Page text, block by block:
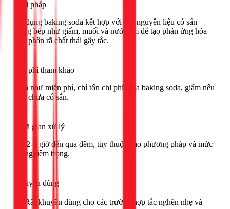
Giải pháp
Sử dụng baking soda kết hợp với các nguyên liệu có sẵn
trong bếp như giấm, muối và nước ấm để tạo phản ứng hóa
học phân rã chất thải gây tắc.
Chi phí tham khảo
Gần như miễn phí, chỉ tốn chi phí mua baking soda, giấm nếu
nhà chưa có sẵn.
Thời gian xử lý
Từ 2-3 giờ đến qua đêm, tùy thuộc vào phương pháp và mức
độ nghiêm trọng.
Khuyên dùng
🟢 Rất khuyên dùng cho các trường hợp tắc nghẽn nhẹ và